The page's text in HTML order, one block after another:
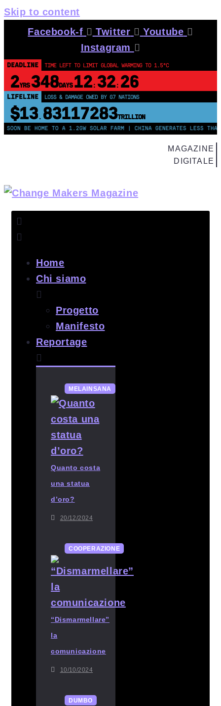
Skip to content
Facebook-f
Twitter
Youtube
Instagram
DEADLINE TIME LEFT TO LIMIT GLOBAL WARMING TO 1.5°C
2YRS348DAYS 12: 32: 25
LIFELINE LOSS & DAMAGE OWED BY G7 NATIONS
$13. 83117284TRILLION
HOME TO A 1.2GW SOLAR FARM | CHINA GENERATES LESS THAN
MAGAZINE
DIGITALE
Home
Chi siamo
Progetto
Manifesto
Reportage
MELAINSANA
Quanto costa
una statua
d’oro?
20/12/2024
COOPERAZIONE
“Dismarmellare”
la
comunicazione
10/10/2024
DUMBO